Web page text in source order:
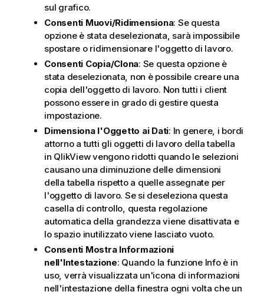
sul grafico.
Consenti Muovi/Ridimensiona: Se questa
opzione è stata deselezionata, sarà impossibile
spostare o ridimensionare l'oggetto di lavoro.
Consenti Copia/Clona: Se questa opzione è
stata deselezionata, non è possibile creare una
copia dell'oggetto di lavoro. Non tutti i client
possono essere in grado di gestire questa
impostazione.
Dimensiona l'Oggetto ai Dati: In genere, i bordi
attorno a tutti gli oggetti di lavoro della tabella
in QlikView vengono ridotti quando le selezioni
causano una diminuzione delle dimensioni
della tabella rispetto a quelle assegnate per
l'oggetto di lavoro. Se si deseleziona questa
casella di controllo, questa regolazione
automatica della grandezza viene disattivata e
lo spazio inutilizzato viene lasciato vuoto.
Consenti Mostra Informazioni
nell'Intestazione: Quando la funzione Info è in
uso, verrà visualizzata un'icona di informazioni
nell'intestazione della finestra ogni volta che un